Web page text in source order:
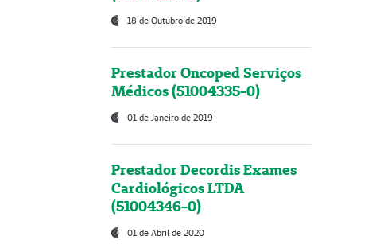
18 de Outubro de 2019
Prestador Oncoped Serviços
Médicos (51004335-0)
01 de Janeiro de 2019
Prestador Decordis Exames
Cardiológicos LTDA
(51004346-0)
01 de Abril de 2020